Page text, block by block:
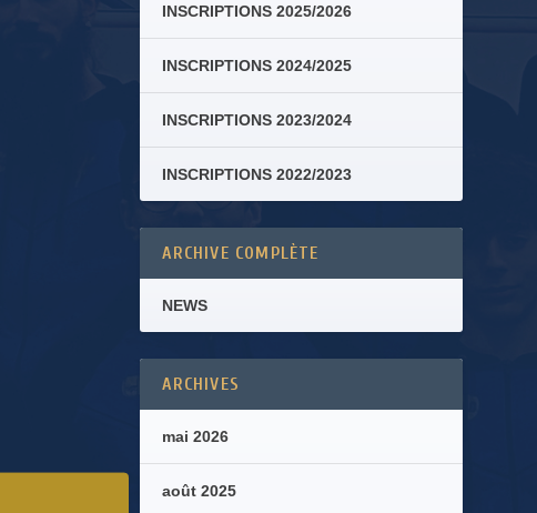
INSCRIPTIONS 2025/2026
INSCRIPTIONS 2024/2025
INSCRIPTIONS 2023/2024
INSCRIPTIONS 2022/2023
ARCHIVE COMPLÈTE
NEWS
ARCHIVES
mai 2026
août 2025